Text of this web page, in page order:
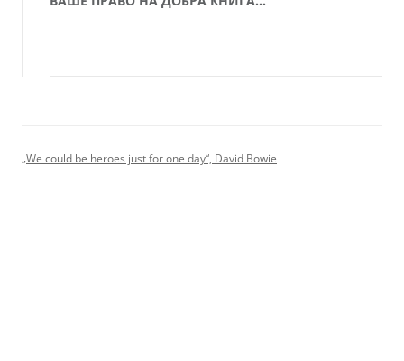
„We could be heroes just for one day“, David Bowie